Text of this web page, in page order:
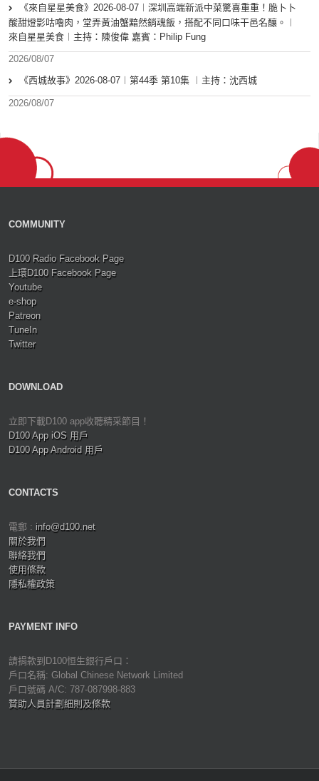
《來自星星美食》2026-08-07︱深圳高端新派中菜驚喜重重！脆卜卜
酸甜燈影咕嚕肉，堂弄黃油蟹黯然銷魂飯，搭配不同口味干邑名釀。︱
來自星星美食︱主持：陳俊偉 嘉賓：Philip Fung
2026/08/07
《西城故事》2026-08-07︱第44季 第10集 ︱主持：沈西城
2026/08/07
COMMUNITY
D100 Radio Facebook Page
上環D100 Facebook Page
Youtube
e-shop
Patreon
TuneIn
Twitter
DOWNLOAD
立即下載D100 app收聽精采節目！
D100 App iOS 用戶
D100 App Android 用戶
CONTACTS
電郵 : info@d100.net
關於我們
聯絡我們
使用條款
隱私權政策
PAYMENT INFO
請捐款到D100恒生銀行戶口：
戶口名稱: Global Chinese Network Limited
戶口號碼 A/C: 787-087998-883
贊助人員計劃細則及條款